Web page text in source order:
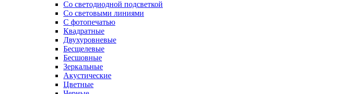
Со светодиодной подсветкой
Со световыми линиями
С фотопечатью
Квадратные
Двухуровневые
Бесщелевые
Бесшовные
Зеркальные
Акустические
Цветные